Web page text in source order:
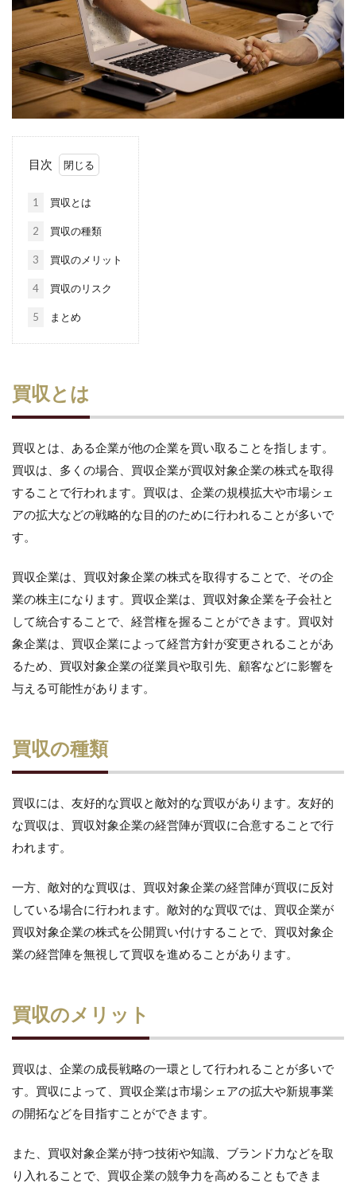
目次
1 買収とは
2 買収の種類
3 買収のメリット
4 買収のリスク
5 まとめ
買収とは
買収とは、ある企業が他の企業を買い取ることを指します。
買収は、多くの場合、買収企業が買収対象企業の株式を取得
することで行われます。買収は、企業の規模拡大や市場シェ
アの拡大などの戦略的な目的のために行われることが多いで
す。
買収企業は、買収対象企業の株式を取得することで、その企
業の株主になります。買収企業は、買収対象企業を子会社と
して統合することで、経営権を握ることができます。買収対
象企業は、買収企業によって経営方針が変更されることがあ
るため、買収対象企業の従業員や取引先、顧客などに影響を
与える可能性があります。
買収の種類
買収には、友好的な買収と敵対的な買収があります。友好的
な買収は、買収対象企業の経営陣が買収に合意することで行
われます。
一方、敵対的な買収は、買収対象企業の経営陣が買収に反対
している場合に行われます。敵対的な買収では、買収企業が
買収対象企業の株式を公開買い付けすることで、買収対象企
業の経営陣を無視して買収を進めることがあります。
買収のメリット
買収は、企業の成長戦略の一環として行われることが多いで
す。買収によって、買収企業は市場シェアの拡大や新規事業
の開拓などを目指すことができます。
また、買収対象企業が持つ技術や知識、ブランド力などを取
り入れることで、買収企業の競争力を高めることもできま